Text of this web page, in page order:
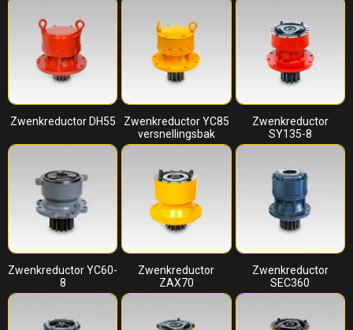
Zwenkreductor DH55
Zwenkreductor YC85
versnellingsbak
Zwenkreductor
SY135-8
Zwenkreductor YC60-
8
Zwenkreductor
ZAX70
Zwenkreductor
SEC360